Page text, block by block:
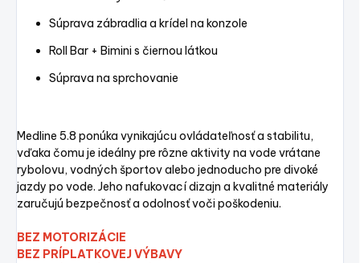
Súprava zábradlia a krídel na konzole
Roll Bar + Bimini s čiernou látkou
Súprava na sprchovanie
Medline 5.8 ponúka vynikajúcu ovládateľnosť a stabilitu,
vďaka čomu je ideálny pre rôzne aktivity na vode vrátane
rybolovu, vodných športov alebo jednoducho pre divoké
jazdy po vode. Jeho nafukovací dizajn a kvalitné materiály
zaručujú bezpečnosť a odolnosť voči poškodeniu.
BEZ MOTORIZÁCIE
BEZ PRÍPLATKOVEJ VÝBAVY